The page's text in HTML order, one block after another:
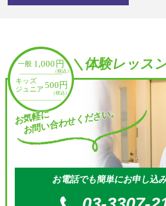
＼体験レッス
お気軽に
お問い合わせください。
お電話でも簡単にお申し込